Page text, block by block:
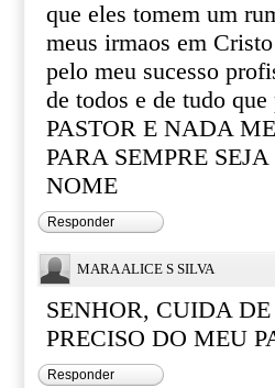
que eles tomem um
meus irmaos em
pelo meu sucesso
de todos e de tudo
PASTOR E NADA
PARA SEMPRE
NOME
Responder
MARA ALICE S SILVA
SENHOR, CUIDA
PRECISO DO MEU
Responder